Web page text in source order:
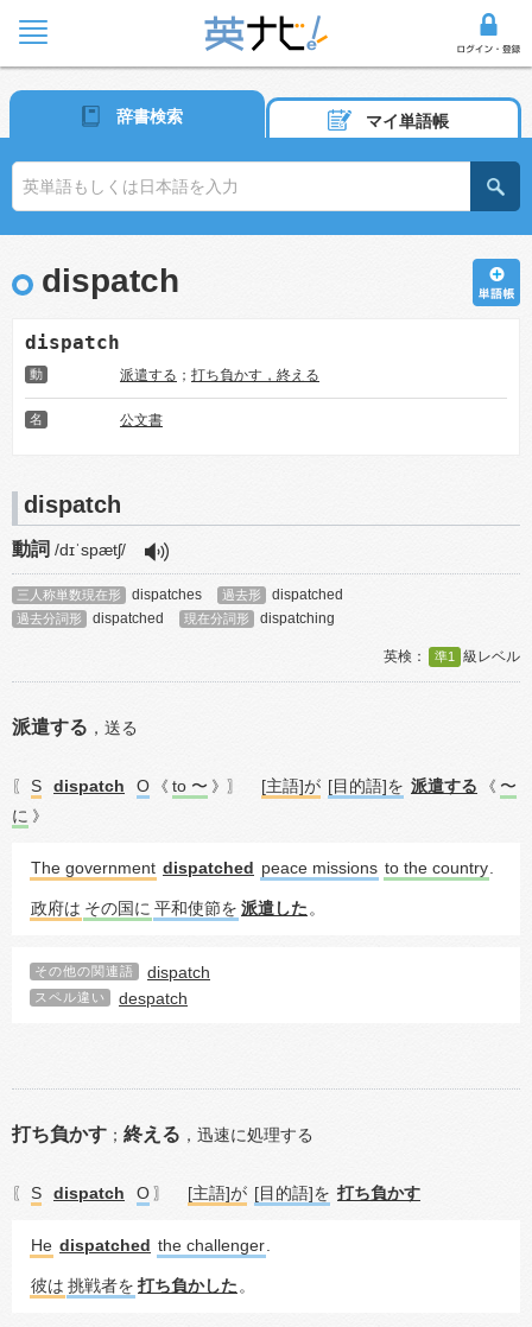
辞書検索 マイ単語帳
dispatch
dispatch
動 派遣する ； 打ち負かす，終える
名 公文書
dispatch
動詞 /dɪˈspætʃ/
三人称単数現在形 dispatches 過去形 dispatched
過去分詞形 dispatched 現在分詞形 dispatching
準1
派遣する ， 送る
〖 S dispatch O 《 to 〜 》〗 [主語]が [目的語]を 派遣する 《 〜
に 》
The government dispatched peace missions to the country
政府は その国に 平和使節を 派遣した 。
その他の関連語 dispatch
スペル違い despatch
打ち負かす ； 終える ， 迅速に処理する
〖 S dispatch O 〗 [主語]が [目的語]を 打ち負かす
He dispatched the challenger
彼は 挑戦者を 打ち負かした 。